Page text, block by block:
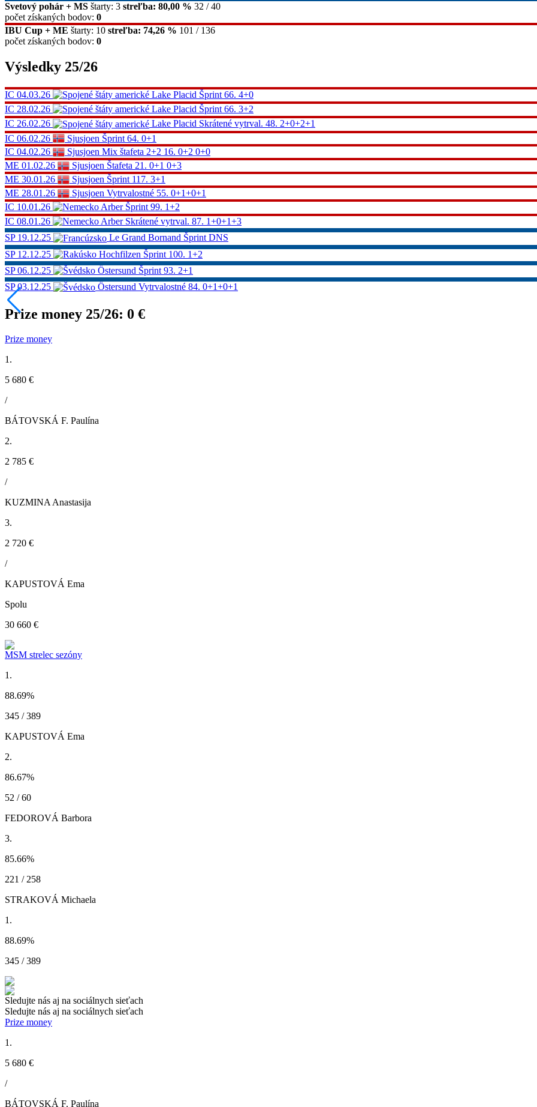
Svetový pohár + MS štarty: 3 streľba: 80,00 % 32 / 40
počet získaných bodov: 0
IBU Cup + ME štarty: 10 streľba: 74,26 % 101 / 136
počet získaných bodov: 0
Výsledky 25/26
IC 04.03.26 Lake Placid Šprint 66. 4+0
IC 28.02.26 Lake Placid Šprint 66. 3+2
IC 26.02.26 Lake Placid Skrátené vytrval. 48. 2+0+2+1
IC 06.02.26 Sjusjoen Šprint 64. 0+1
IC 04.02.26 Sjusjoen Mix štafeta 2+2 16. 0+2 0+0
ME 01.02.26 Sjusjoen Štafeta 21. 0+1 0+3
ME 30.01.26 Sjusjoen Šprint 117. 3+1
ME 28.01.26 Sjusjoen Vytrvalostné 55. 0+1+0+1
IC 10.01.26 Arber Šprint 99. 1+2
IC 08.01.26 Arber Skrátené vytrval. 87. 1+0+1+3
SP 19.12.25 Le Grand Bornand Šprint DNS
SP 12.12.25 Hochfilzen Šprint 100. 1+2
SP 06.12.25 Östersund Šprint 93. 2+1
SP 03.12.25 Östersund Vytrvalostné 84. 0+1+0+1
Prize money 25/26: 0 €
Prize money
1.
5 680 €
/
BÁTOVSKÁ F. Paulína
2.
2 785 €
/
KUZMINA Anastasija
3.
2 720 €
/
KAPUSTOVÁ Ema
Spolu
30 660 €
MSM strelec sezóny
1.
88.69%
345 / 389
KAPUSTOVÁ Ema
2.
86.67%
52 / 60
FEDOROVÁ Barbora
3.
85.66%
221 / 258
STRAKOVÁ Michaela
1.
88.69%
345 / 389
Sledujte nás aj na sociálnych sieťach
Sledujte nás aj na sociálnych sieťach
Prize money
1.
5 680 €
/
BÁTOVSKÁ F. Paulína